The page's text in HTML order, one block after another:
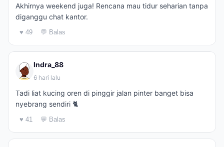
Akhirnya weekend juga! Rencana mau tidur seharian tanpa
diganggu chat kantor.
♥ 49 💬 Balas
Indra_88
6 hari lalu
Tadi liat kucing oren di pinggir jalan pinter banget bisa
nyebrang sendiri 🐈
♥ 41 💬 Balas